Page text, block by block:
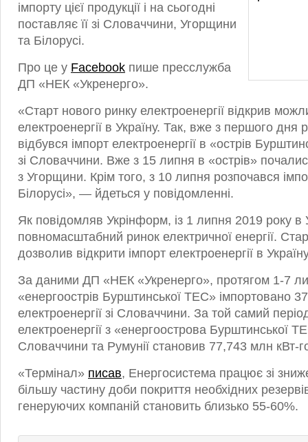
імпорту цієї продукції і на сьогодні
поставляє її зі Словаччини, Угорщини
та Білорусі.
Про це у Facebook пише пресслужба
ДП «НЕК «Укренерго».
«Старт нового ринку електроенергії відкрив
електроенергії в Україну. Так, вже з першого дня
відбувся імпорт електроенергії в «острів
зі Словаччини. Вже з 15 липня в «острів»
з Угорщини. Крім того, з 10 липня розпочався
Білорусі», — йдеться у повідомленні.
Як повідомляв Укрінформ, із 1 липня 2019 року в
повномасштабний ринок електричної енергії.
дозволив відкрити імпорт електроенергії в
За даними ДП «НЕК «Укренерго», протягом 1-7
«енергоострів Бурштинської ТЕС» імпортовано
електроенергії зі Словаччини. За той самий
електроенергії з «енергоострова Бурштинської
Словаччини та Румунії становив 77,743 млн кВт-
«Термінал» писав, Енергосистема працює зі
більшу частину доби покриття необхідних
генеруючих компаній становить близько 55-60%.